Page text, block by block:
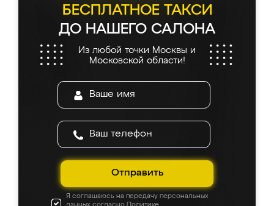
БЕСПЛАТНОЕ ТАКСИ
ДО НАШЕГО САЛОНА
Из любой точки Москвы и
Московской области!
Отправить
Я соглашаюсь на передачу персональных
данных согласно Политике